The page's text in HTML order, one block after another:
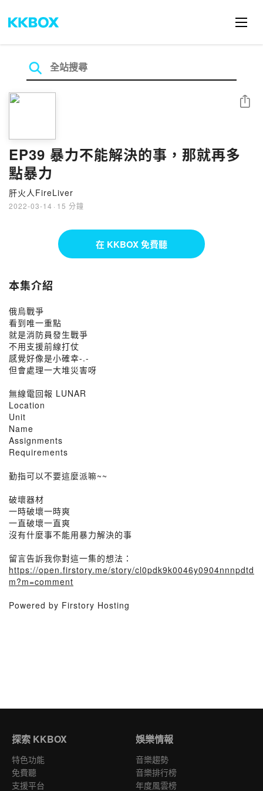
EP39 暴力不能解決的事，那就再多
點暴力
肝火人FireLiver
2022-03-14 · 15 分鐘
分享
在 KKBOX 免費聽
本集介紹
俄烏戰爭
看到唯一重點
就是消防員發生戰爭
不用支援前線打仗
感覺好像是小確幸-.-
但會處理一大堆災害呀
無線電回報 LUNAR
Location
Unit
Name
Assignments
Requirements
勤指可以不要這麼派嘛~~
破壞器材
一時破壞一時爽
一直破壞一直爽
沒有什麼事不能用暴力解決的事
留言告訴我你對這一集的想法：
https://open.firstory.me/story/cl0pdk9k0046y0904nnnpdtd
m?m=comment
Powered by Firstory Hosting
探索 KKBOX
特色功能
免費聽
支援平台
娛樂情報
音樂趨勢
音樂排行榜
年度風雲榜